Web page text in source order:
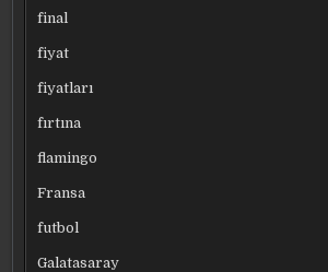
final
fiyat
fiyatları
fırtına
flamingo
Fransa
futbol
Galatasaray